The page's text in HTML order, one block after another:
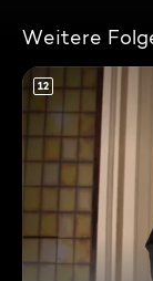
Weitere
12